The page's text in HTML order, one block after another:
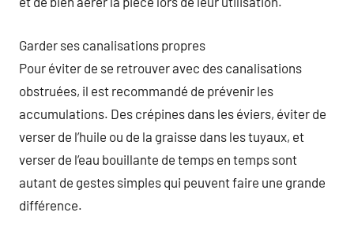
Garder ses canalisations propres
Pour éviter de se retrouver avec des canalisations
obstruées, il est recommandé de prévenir les
accumulations. Des crépines dans les éviers, éviter de
verser de l’huile ou de la graisse dans les tuyaux, et
verser de l’eau bouillante de temps en temps sont
autant de gestes simples qui peuvent faire une grande
différence.